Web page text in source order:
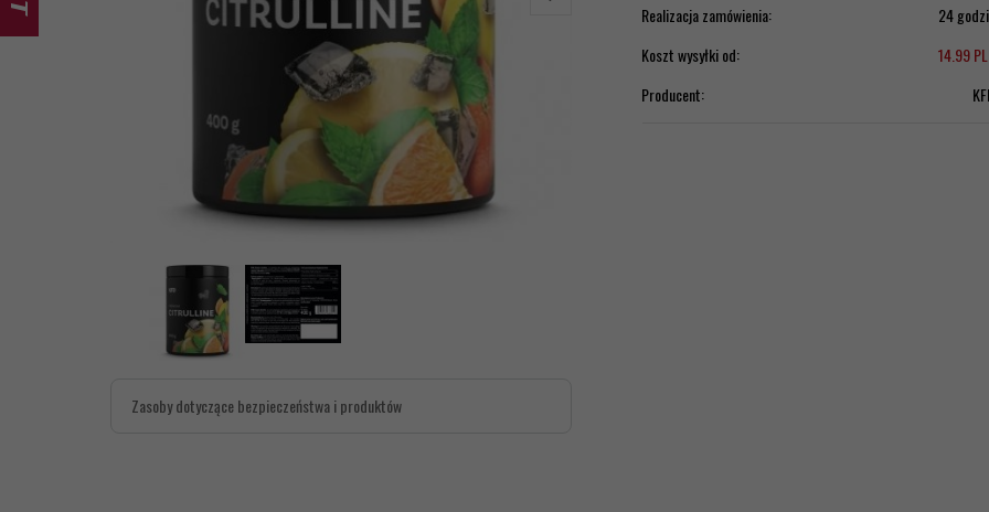
Zasoby dotyczące bezpieczeństwa i produktów
Realizacja zamówienia:
24
Koszt wysyłki od:
14.99
Producent: